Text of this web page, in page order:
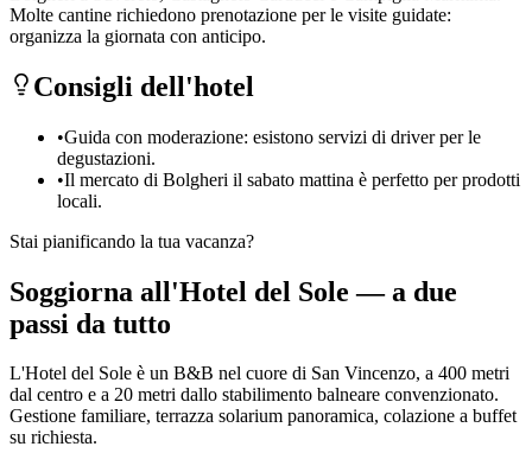
Molte cantine richiedono prenotazione per le visite guidate:
organizza la giornata con anticipo.
Consigli dell'hotel
•Guida con moderazione: esistono servizi di driver per le
degustazioni.
•Il mercato di Bolgheri il sabato mattina è perfetto per prodotti
locali.
Stai pianificando la tua vacanza?
Soggiorna all'Hotel del Sole — a due
passi da tutto
L'Hotel del Sole è un B&B nel cuore di San Vincenzo, a 400 metri
dal centro e a 20 metri dallo stabilimento balneare convenzionato.
Gestione familiare, terrazza solarium panoramica, colazione a buffet
su richiesta.